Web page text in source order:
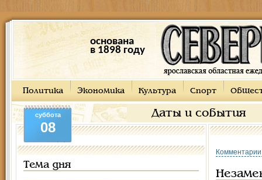
основана
в 1898 году
Политика Экономика Культура Спорт
Даты и события
суббота
08
Тема дня